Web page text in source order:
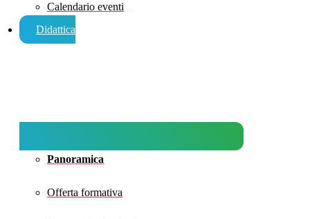
Calendario eventi
Didattica
Panoramica
Offerta formativa